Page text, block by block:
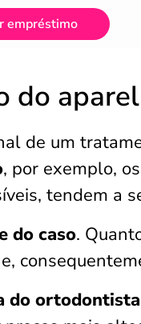
empréstimo
do
de um
, por exemplo,
tendem a
do caso.
do ortodontista